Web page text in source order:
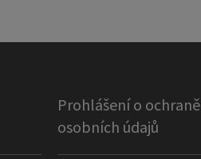
Prohlášení o ochraně
osobních údajů